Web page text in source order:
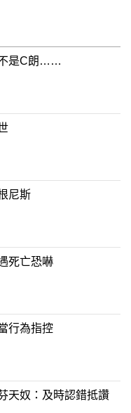
是C朗……
尼斯
死亡恐嚇
行為指控
天奴：及時認錯抵讚